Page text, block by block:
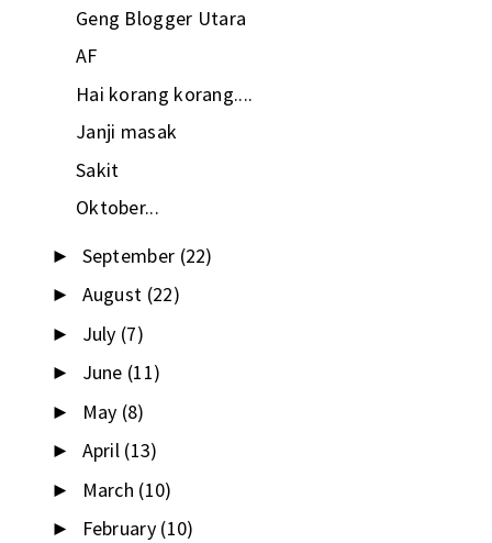
Geng Blogger Utara
AF
Hai korang korang....
Janji masak
Sakit
Oktober...
► September (22)
► August (22)
► July (7)
► June (11)
► May (8)
► April (13)
► March (10)
► February (10)